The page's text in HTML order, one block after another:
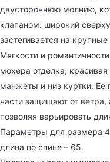
двустороннюю молнию,
клапаном: широкий
застегивается на
Мягкости и
мохера отделка,
манжеты и низ куртки. Ее
части защищают от
позволяя варьировать
Параметры для размера
длина по спине – 65.